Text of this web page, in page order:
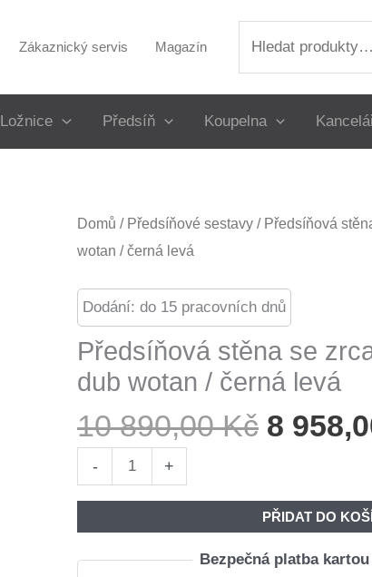
Zákaznický servis Magazín
Ložnice Předsíň Koupelna
Domů / Předsíňové sestavy / Předsíňová
wotan / černá levá
Dodání: do 15 pracovních dnů
Předsíňová stěna se
dub wotan / černá levá
10 890,00Kč
10
890,00
8
-
Předsíňová
stěna
+
PŘIDAT DO
Bezpečná platba